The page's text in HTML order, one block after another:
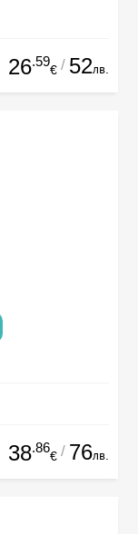
26.59
€ / 52лв.
38.86
€ / 76лв.